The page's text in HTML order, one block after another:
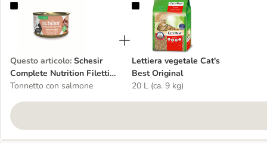
Schesir Complete Nutrition Filetti in gelatina 6 x 85 g in lattine
Questo articolo: Schesir
Complete Nutrition Filetti
in gelatina 6 x 85 g in
Tonnetto con salmone
Lettiera vegetale Cat's Best Original
Lettiera vegetale Cat's
Best Original
20 L (ca. 9 kg)